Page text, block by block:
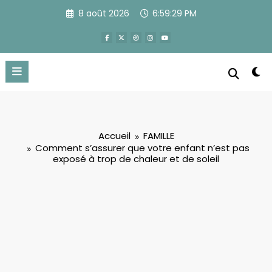
8 août 2026 6:59:30 PM
Accueil
FAMILLE
Comment s’assurer que votre enfant n’est pas
exposé à trop de chaleur et de soleil